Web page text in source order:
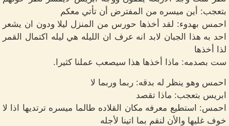
بتعجب: أين ميسره من المفترض أن تأتي معكم
احمس بهدوء: لقد أخذها حورس من المنزل ليلا ودون ان يشعر
احد به هذا الجبان لابد انه عرف ان الليله هي ليله اكتمال القمر
لذا أخذها
ست بصدمه: ماذا أخذها هذا سيصعب عملنا كثيرا.
احمس وهو ينظر له بدقه: ربما وربما لا
ابريس بتعجب: ماذا تقصد
احمس: استطيع معرفه مكان القلاده طالما ميسره ترتديها اذا لا
خوف غليها والأن لنقم بما اتينا لأجله